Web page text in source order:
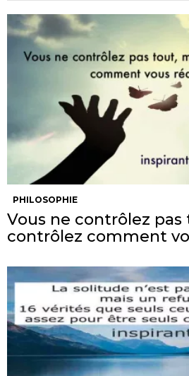
PHILOSOPHIE
Vous ne contrôlez
contrôlez comment